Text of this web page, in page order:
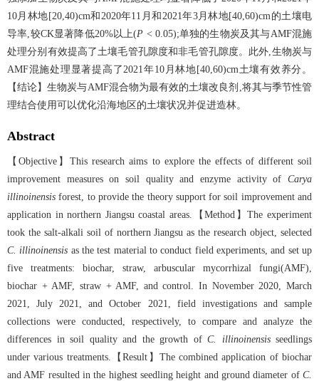
10月林地[20,40)cm和2020年11月和2021年3月林地[40,60)cm的土壤电
导率,较CK显著降低20%以上(P < 0.05);单独的生物炭及其与AMF混施
处理分别有效提高了土壤毛管孔隙度和非毛管孔隙度。此外,生物炭与
AMF混施处理显著提高了2021年10月林地[40,60)cm土壤有效养分。
【结论】生物炭与AMF混合物为最有效的土壤改良剂,将其与季节性管
理结合使用可以优化沿海地区的土壤状况并促进造林。
Abstract
【Objective】This research aims to explore the effects of different soil
improvement measures on soil quality and enzyme activity of Carya
illinoinensis forest, to provide the theory support for soil improvement and
application in northern Jiangsu coastal areas.【Method】The experiment
took the salt-alkali soil of northern Jiangsu as the research object, selected
C. illinoinensis as the test material to conduct field experiments, and set up
five treatments: biochar, straw, arbuscular mycorrhizal fungi(AMF),
biochar + AMF, straw + AMF, and control. In November 2020, March
2021, July 2021, and October 2021, field investigations and sample
collections were conducted, respectively, to compare and analyze the
differences in soil quality and the growth of C. illinoinensisseedlings
under various treatments.【Result】The combined application of biochar
and AMF resulted in the highest seedling height and ground diameter of C.